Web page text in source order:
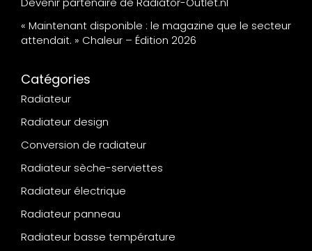
« Maintenant disponible : le magazine que le secteur
attendait. » Chaleur – Édition 2026
Catégories
Radiateur
Radiateur design
Conversion de radiateur
Radiateur sèche-serviettes
Radiateur électrique
Radiateur panneau
Radiateur basse température